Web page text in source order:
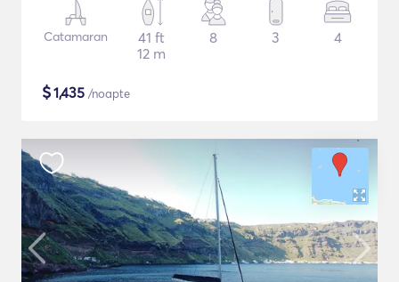
Catamaran
41 ft
12 m
8 3 4
$1,435 /noapte